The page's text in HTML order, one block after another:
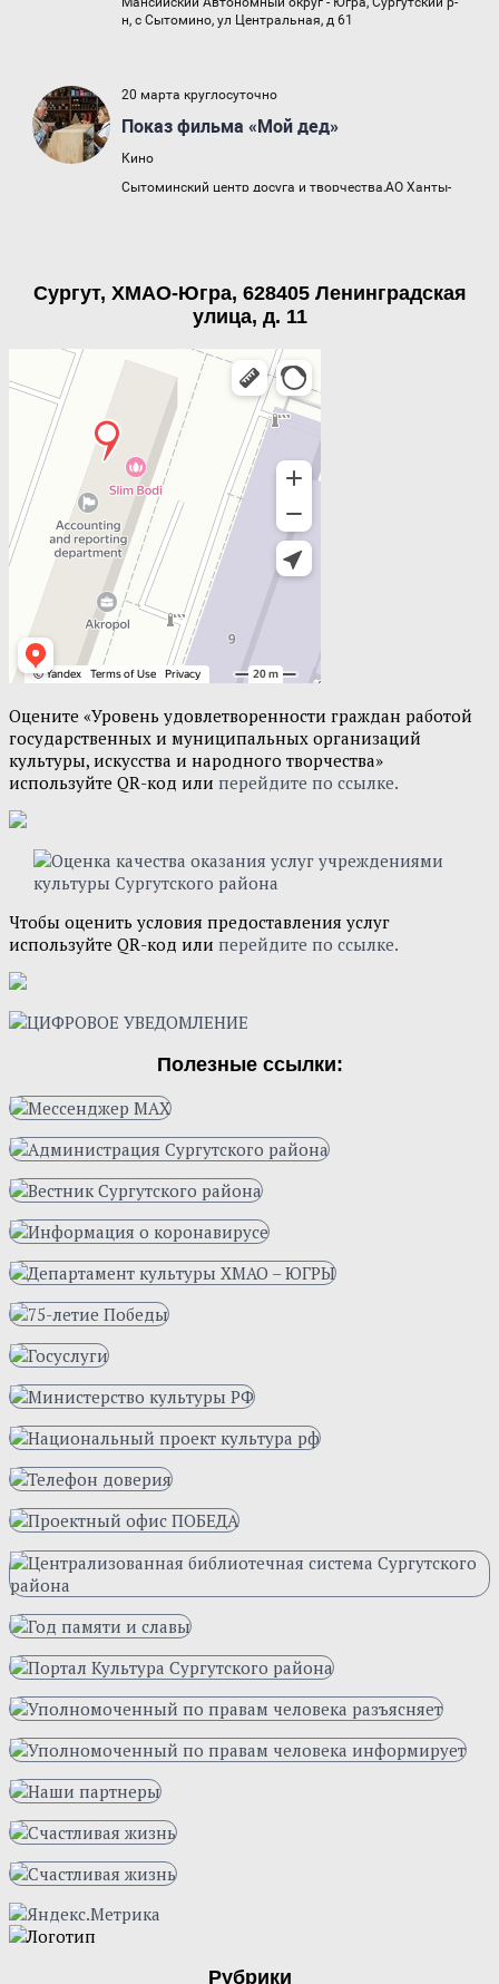
Сургут, ХМАО-Югра, 628405 Ленинградская
улица, д. 11
Оцените «Уровень удовлетворенности граждан работой
государственных и муниципальных организаций
культуры, искусства и народного творчества»
используйте QR-код или перейдите по ссылке.
Чтобы оценить условия предоставления услуг
используйте QR-код или перейдите по ссылке.
Полезные ссылки:
Рубрики